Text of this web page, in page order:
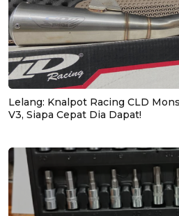
Lelang: Knalpot Racing CLD
V3, Siapa Cepat Dia Dapat!